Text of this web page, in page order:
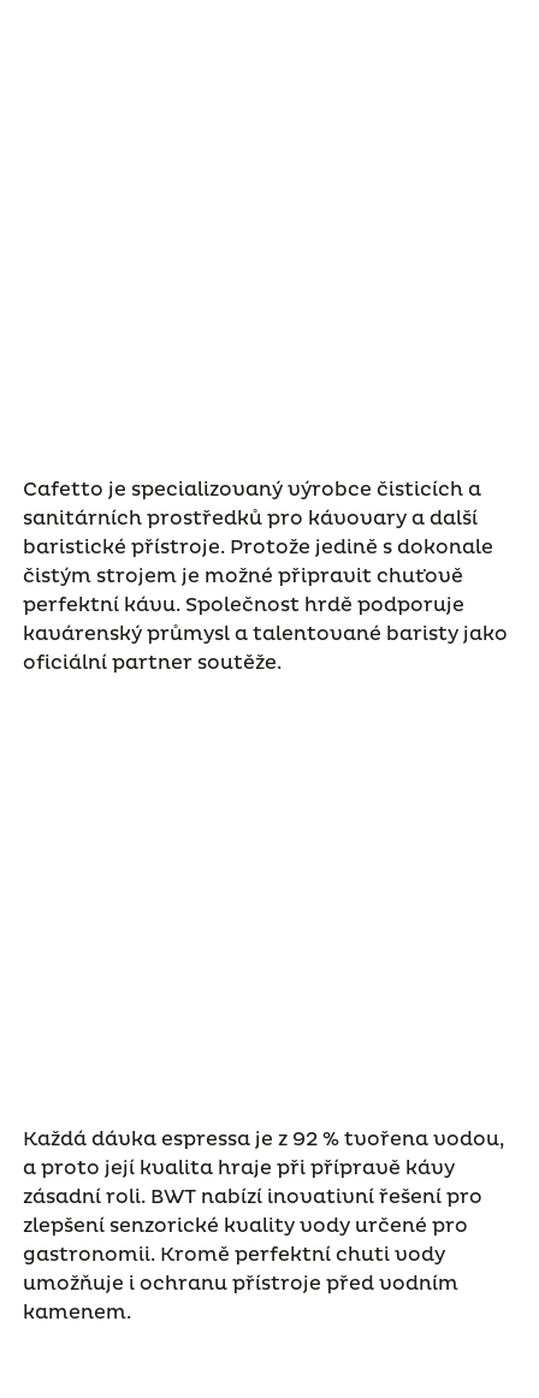
Cafetto je specializovaný výrobce čisticích a
sanitárních prostředků pro kávovary a další
baristické přístroje. Protože jedině s dokonale
čistým strojem je možné připravit chuťově
perfektní kávu. Společnost hrdě podporuje
kavárenský průmysl a talentované baristy jako
oficiální partner soutěže.
Každá dávka espressa je z 92 % tvořena vodou,
a proto její kvalita hraje při přípravě kávy
zásadní roli. BWT nabízí inovativní řešení pro
zlepšení senzorické kvality vody určené pro
gastronomii. Kromě perfektní chuti vody
umožňuje i ochranu přístroje před vodním
kamenem.